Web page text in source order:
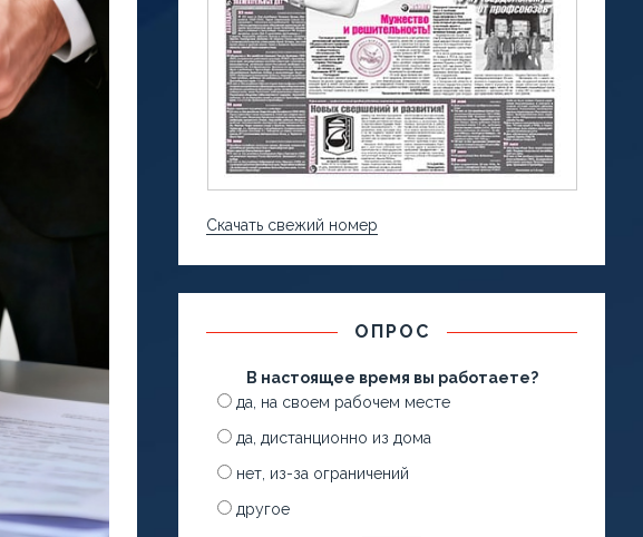
Скачать свежий номер
ОПРОС
В настоящее время вы работаете?
да, на своем рабочем месте
да, дистанционно из дома
нет, из-за ограничений
другое